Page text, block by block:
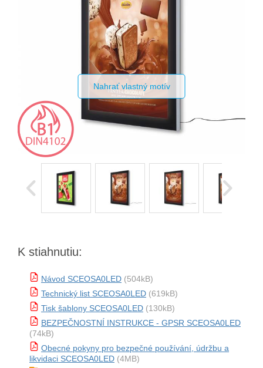
Nahrať vlastný motív
K stiahnutiu:
Návod SCEOSA0LED (504kB)
Technický list SCEOSA0LED (619kB)
Tisk šablony SCEOSA0LED (130kB)
BEZPEČNOSTNÍ INSTRUKCE - GPSR SCEOSA0LED
(74kB)
Obecné pokyny pro bezpečné používání, údržbu a
likvidaci SCEOSA0LED (4MB)